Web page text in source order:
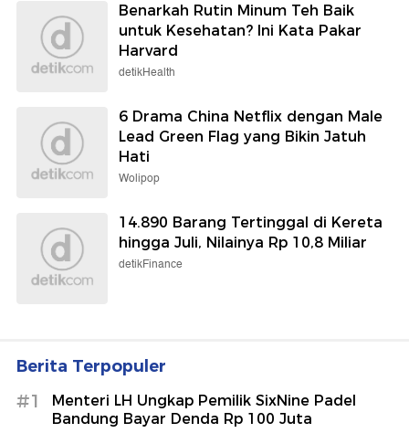
Benarkah Rutin Minum Teh Baik
untuk Kesehatan? Ini Kata Pakar
Harvard
detikHealth
6 Drama China Netflix dengan Male
Lead Green Flag yang Bikin Jatuh
Hati
Wolipop
14.890 Barang Tertinggal di Kereta
hingga Juli, Nilainya Rp 10,8 Miliar
detikFinance
Berita Terpopuler
#1
Menteri LH Ungkap Pemilik SixNine Padel
Bandung Bayar Denda Rp 100 Juta